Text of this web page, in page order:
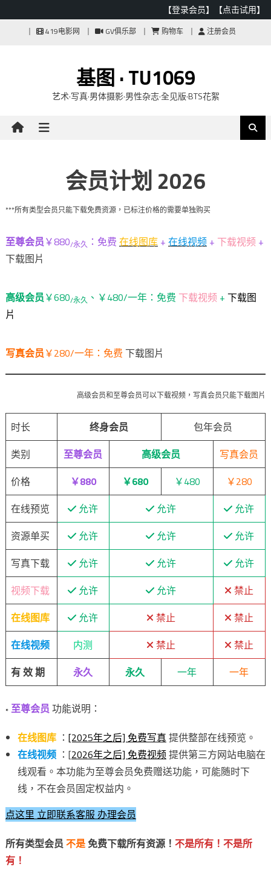
【登录会员】 【点击试用】
419电影网 GV俱乐部 购物车 注册会员
基图 · TU1069
艺术·写真·男体摄影·男性杂志·全见版·BTS花絮
会员计划 2026
***所有类型会员只能下载免费资源，已标注价格的需要单独购买
至尊会员￥880/永久 ：免费 在线图库 + 在线视频 + 下载视频 +
下载图片
高级会员￥680/永久 、￥480/一年：免费 下载视频 + 下载图
片
写真会员￥280/一年：免费 下载图片
高级会员和至尊会员可以下载视频，写真会员只能下载图片
时长 终身会员
包年会员
类别
至尊会员 高级会员
写真会员
价格
￥880 ￥680 ￥480
￥280
在线预览
允许 允许
允许
资源单买
允许 允许
允许
写真下载
允许 允许
允许
视频下载
允许 允许
禁止
在线图库
允许 禁止
禁止
在线视频
内测 禁止
禁止
有 效 期
永久 永久 一年 一年
* 至尊会员功能说明：
在线图库： [2025年之后] 免费写真提供整部在线预览。
在线视频：[2026年之后] 免费视频提供第三方网站电脑在
线观看。本功能为至尊会员免费赠送功能，可能随时下
线，不在会员固定权益内。
点这里 立即联系客服 办理会员
所有类型会员不是免费下载所有资源！ 不是所有！不是所
有！